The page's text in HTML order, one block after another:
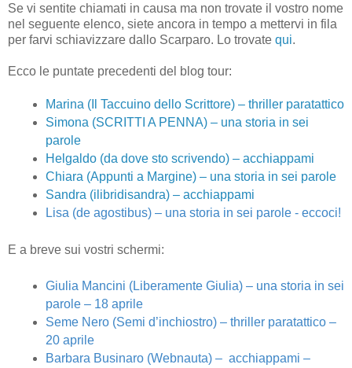
Se vi sentite chiamati in causa ma non trovate il vostro nome
nel seguente elenco, siete ancora in tempo a mettervi in fila
per farvi schiavizzare dallo Scarparo. Lo trovate qui.
Ecco le puntate precedenti del blog tour:
Marina (Il Taccuino dello Scrittore) – thriller paratattico
Simona (SCRITTI A PENNA) – una storia in sei
parole
Helgaldo (da dove sto scrivendo) – acchiappami
Chiara (Appunti a Margine)– una storia in sei parole
Sandra (ilibridisandra)– acchiappami
Lisa (de agostibus)– una storia in sei parole - eccoci!
E a breve sui vostri schermi:
Giulia Mancini (Liberamente Giulia)– una storia in sei
parole – 18 aprile
Seme Nero (Semi d’inchiostro)– thriller paratattico –
20 aprile
Barbara Businaro (Webnauta)– acchiappami –